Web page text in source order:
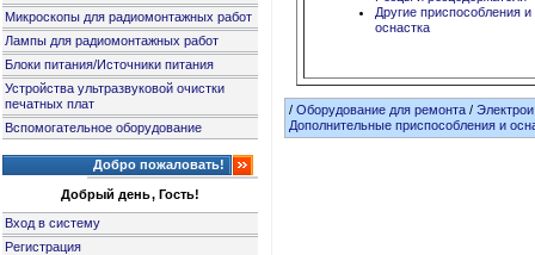
Микроскопы для радиомонтажных работ
Лампы для радиомонтажных работ
Блоки питания/Источники питания
Устройства ультразвуковой очистки
печатных плат
Вспомогательное оборудование
Добро пожаловать!
Добрый день, Гость!
Вход в систему
Регистрация
Другие приспособления и
оснастка
/Оборудование для ремонта /
Дополнительные приспособления и